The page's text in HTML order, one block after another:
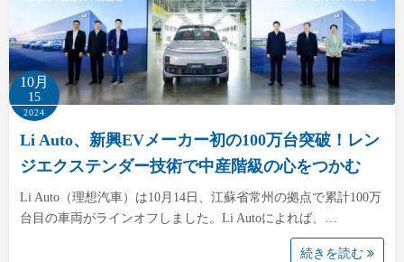
10月
15
2024
Li Auto、新興EVメーカー初の100万台突破！レン
ジエクステンダー技術で中産階級の心をつかむ
Li Auto（理想汽車）は10月14日、江蘇省常州の拠点で累計100万
台目の車両がラインオフしました。Li Autoによれば、…
続きを読む